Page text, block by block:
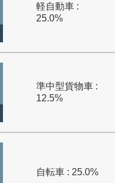
軽自動車 :
25.0%
準中型貨物車 :
12.5%
自転車 : 25.0%